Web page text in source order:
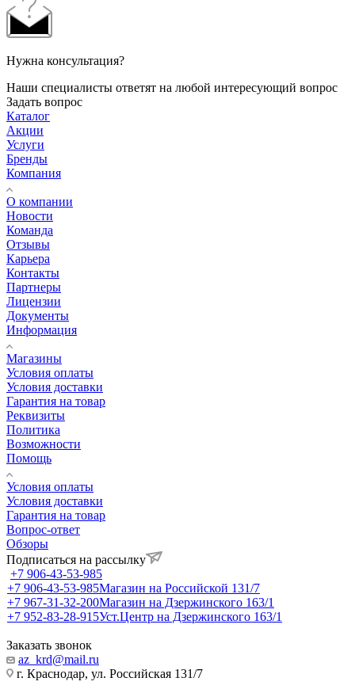
Нужна консультация?
Наши специалисты ответят на любой интересующий вопрос
Задать вопрос
Каталог
Акции
Услуги
Бренды
Компания
О компании
Новости
Команда
Отзывы
Карьера
Контакты
Партнеры
Лицензии
Документы
Информация
Магазины
Условия оплаты
Условия доставки
Гарантия на товар
Реквизиты
Политика
Возможности
Помощь
Условия оплаты
Условия доставки
Гарантия на товар
Вопрос-ответ
Обзоры
Подписаться на рассылку
+7 906-43-53-985
+7 906-43-53-985Магазин на Российской 131/7
+7 967-31-32-200Магазин на Дзержинского 163/1
+7 952-83-28-915Уст.Центр на Дзержинского 163/1
Заказать звонок
az_krd@mail.ru
г. Краснодар, ул. Российская 131/7